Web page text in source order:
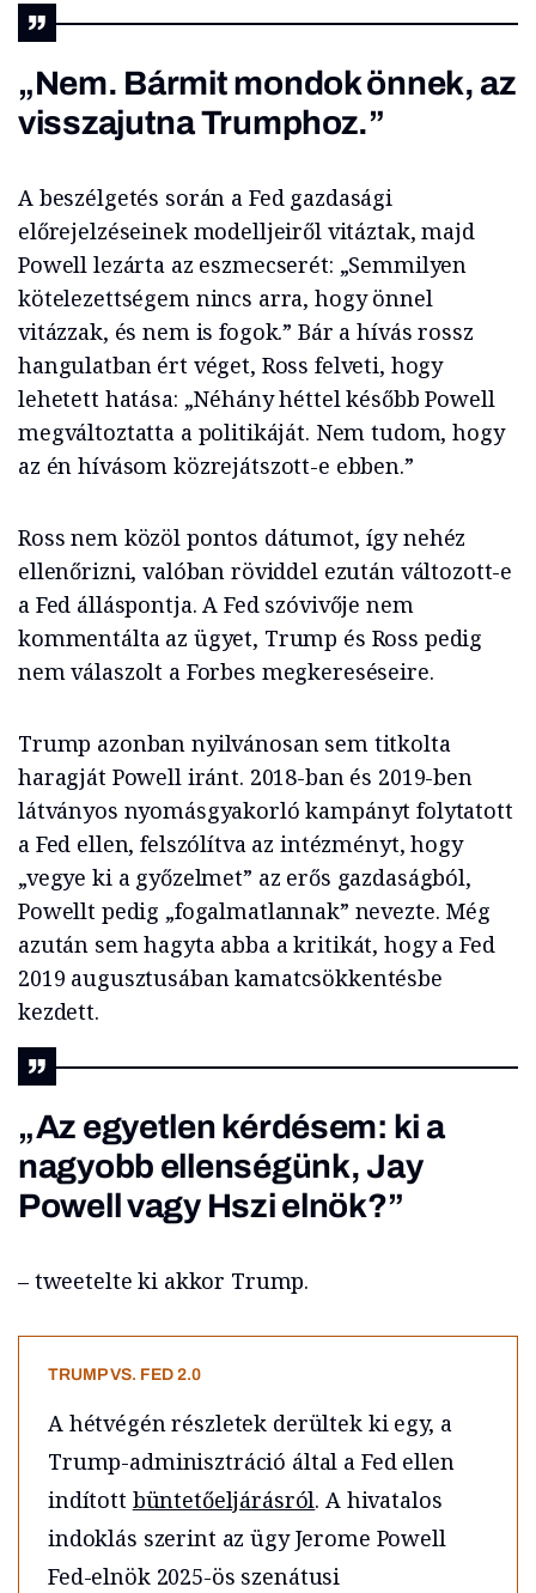
„Nem. Bármit mondok önnek, az
visszajutna Trumphoz.”
A beszélgetés során a Fed gazdasági
előrejelzéseinek modelljeiről vitáztak, majd
Powell lezárta az eszmecserét: „Semmilyen
kötelezettségem nincs arra, hogy önnel
vitázzak, és nem is fogok.” Bár a hívás rossz
hangulatban ért véget, Ross felveti, hogy
lehetett hatása: „Néhány héttel később Powell
megváltoztatta a politikáját. Nem tudom, hogy
az én hívásom közrejátszott-e ebben.”
Ross nem közöl pontos dátumot, így nehéz
ellenőrizni, valóban röviddel ezután változott-e
a Fed álláspontja. A Fed szóvivője nem
kommentálta az ügyet, Trump és Ross pedig
nem válaszolt a Forbes megkereséseire.
Trump azonban nyilvánosan sem titkolta
haragját Powell iránt. 2018-ban és 2019-ben
látványos nyomásgyakorló kampányt folytatott
a Fed ellen, felszólítva az intézményt, hogy
„vegye ki a győzelmet” az erős gazdaságból,
Powellt pedig „fogalmatlannak” nevezte. Még
azután sem hagyta abba a kritikát, hogy a Fed
2019 augusztusában kamatcsökkentésbe
kezdett.
„Az egyetlen kérdésem: ki a
nagyobb ellenségünk, Jay
Powell vagy Hszi elnök?”
– tweetelte ki akkor Trump.
TRUMP VS. FED 2.0
A hétvégén részletek derültek ki egy, a
Trump-adminisztráció által a Fed ellen
indított büntetőeljárásról. A hivatalos
indoklás szerint az ügy Jerome Powell
Fed-elnök 2025-ös szenátusi